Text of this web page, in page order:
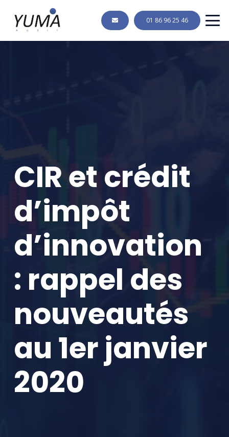
01 86 96 25 46
CIR et crédit
d’impôt
d’innovation
: rappel des
nouveautés
au 1er janvier
2020